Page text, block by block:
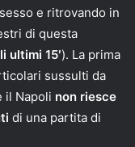
e ritrovando in
di questa
ultimi 15′). La prima
sussulti da
il Napoli non riesce
di una partita di